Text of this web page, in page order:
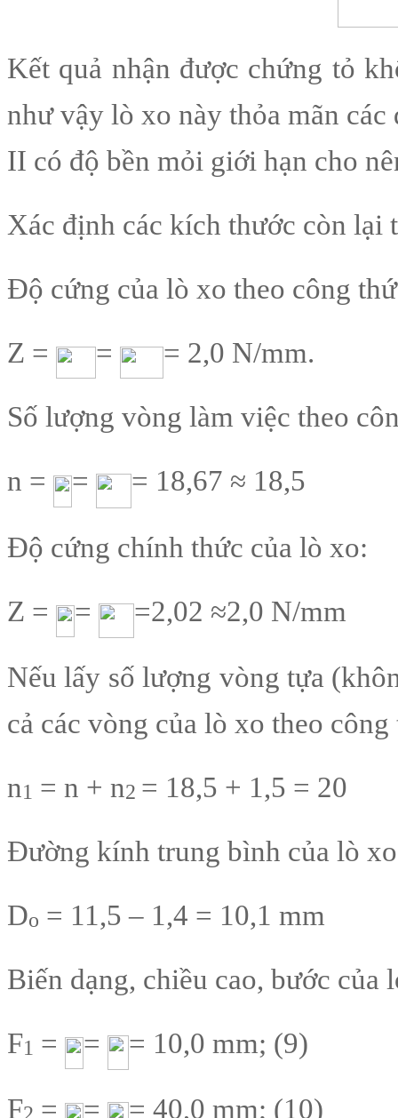
Kết quả nhận được chứng tỏ
như vậy lò xo này thỏa mãn
II có độ bền mỏi giới hạn cho
Xác định các kích thước còn lại
Độ cứng của lò xo theo công
Z =
= = 2,0 N/mm.
Số lượng vòng làm việc theo
n =
= = 18,67 ≈ 18,5
Độ cứng chính thức của lò xo:
Z =
= =2,02 ≈2,0 N/mm
Nếu lấy số lượng vòng tựa
cả các vòng của lò xo theo
n1 = n + n2 = 18,5 + 1,5 = 20
Đường kính trung bình của lò
Do = 11,5 – 1,4 = 10,1 mm
Biến dạng, chiều cao, bước của
F1 = = = 10,0 mm; (9)
F = = = 40,0 mm; (10)